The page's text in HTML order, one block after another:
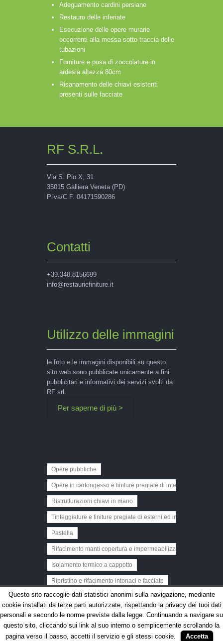
Questo sito raccoglie dati statistici anonimi sulla navigazione, mediante
cookie installati da terze parti autorizzate, rispettando la privacy dei tuoi dati
personali e secondo le norme previste dalla legge. Continuando a navigare su
questo sito, cliccando sui link al suo interno o semplicemente scrollando la
pagina verso il basso, accetti il servizio e gli stessi cookie.
Accetta
Adeguamento cardini persiane
Restauro delle inferiate
Esecuzione delle opere murarie
occorrenti alla messa sotto traccia delle
tubazioni
Forniture e posa di zoccolature in
ardesia altezza 80cm
Risanamento delle chiavi esistenti
presenti sulle facciate
RF S.R.L.
Via S. Pio X, 31
35015 Galliera Veneta (PD)
P.iva/C.F. 04171590286
Contatti
+39.348.8156699
info@restauriefiniture.it
Utilizzo delle immagini
le foto e le immagini disponibili su questo
sito web sono pubblicate unicamente a fini
pubblicitari e informativi dei servizi svolti da
RF srl.
Per saperne di più >
Opere pubbliche
Opere in cartongesso e finiture pregiate di interni
Ristrutturazioni chiavi in mano
Tinteggiature e finiture pregiate di esterni ed interni
Pastella
Rifacimento manti copertura e impermeabilizzazioni
Isolamento termico a cappotto
Ripristino e rifacimento intonaci e facciate
RF - Restauri e finiture
Reserved. Privacy policy . Created by